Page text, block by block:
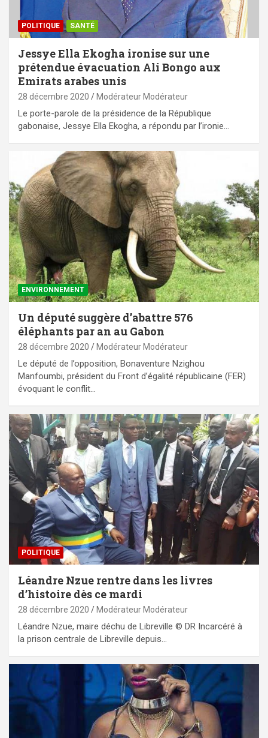
POLITIQUE SANTÉ
Jessye Ella Ekogha ironise sur une
prétendue évacuation Ali Bongo aux
Emirats arabes unis
28 décembre 2020 Modérateur Modérateur
Le porte-parole de la présidence de la République
gabonaise, Jessye Ella Ekogha, a répondu par l’ironie…
ENVIRONNEMENT
Un député suggère d’abattre 576
éléphants par an au Gabon
28 décembre 2020 Modérateur Modérateur
Le député de l’opposition, Bonaventure Nzighou
Manfoumbi, président du Front d’égalité républicaine (FER)
évoquant le conflit…
POLITIQUE
Léandre Nzue rentre dans les livres
d’histoire dès ce mardi
28 décembre 2020 Modérateur Modérateur
Léandre Nzue, maire déchu de Libreville © DR Incarcéré à
la prison centrale de Libreville depuis…